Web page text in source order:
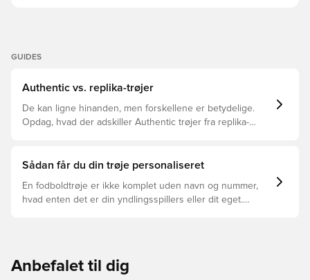
GUIDES
Authentic vs. replika-trøjer
De kan ligne hinanden, men forskellene er betydelige.
Opdag, hvad der adskiller Authentic trøjer fra replika-
Sådan får du din trøje personaliseret
En fodboldtrøje er ikke komplet uden navn og nummer,
hvad enten det er din yndlingsspillers eller dit eget.
Anbefalet til dig